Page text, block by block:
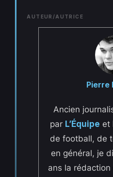
AUTEUR/AUTRICE
Pierre
Ancien
par L’Équipe et
de football, de
en général, je
ans la rédaction